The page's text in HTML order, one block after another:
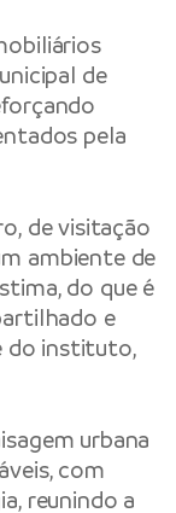
de
pela
de visitação
ambiente de
do que é
e
do instituto,
urbana
com
reunindo a